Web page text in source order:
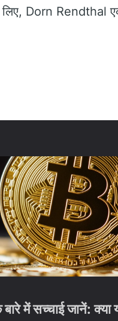
लिए, Dorn Rendthal
में सच्चाई जानें: क्या